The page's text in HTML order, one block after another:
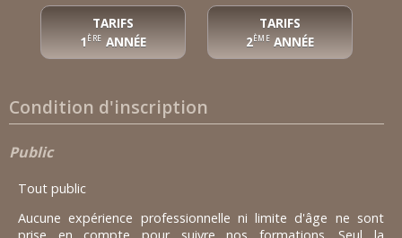
TARIFS
1 ÈRE ANNÉE
TARIFS
2 ÈME ANNÉE
Condition d'inscription
Public
Tout public
Aucune expérience professionnelle ni limite d'âge ne sont